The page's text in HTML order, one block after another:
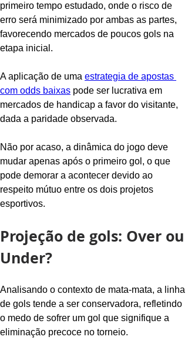
primeiro tempo estudado, onde o risco de
erro será minimizado por ambas as partes,
favorecendo mercados de poucos gols na
etapa inicial.
A aplicação de uma estrategia de apostas
com odds baixas pode ser lucrativa em
mercados de handicap a favor do visitante,
dada a paridade observada.
Não por acaso, a dinâmica do jogo deve
mudar apenas após o primeiro gol, o que
pode demorar a acontecer devido ao
respeito mútuo entre os dois projetos
esportivos.
Projeção de gols: Over ou
Under?
Analisando o contexto de mata-mata, a linha
de gols tende a ser conservadora, refletindo
o medo de sofrer um gol que signifique a
eliminação precoce no torneio.